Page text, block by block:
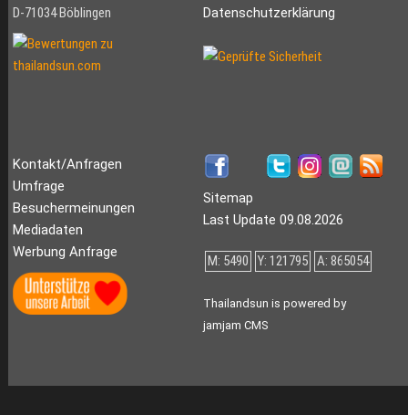
D-71034 Böblingen
Datenschutzerklärung
Kontakt/Anfragen
Umfrage
Besuchermeinungen
Mediadaten
Werbung Anfrage
Sitemap
Last Update 09.08.2026
M: 5490 Y: 121795 A: 865054
Thailandsun is powered by
jamjam CMS